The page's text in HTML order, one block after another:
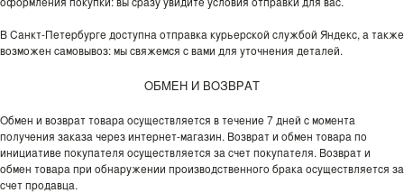
В Санкт-Петербурге доступна отправка курьерской службой Яндекс, а также
возможен самовывоз: мы свяжемся с вами для уточнения деталей.
ОБМЕН И ВОЗВРАТ
Обмен и возврат товара осуществляется в течение 7 дней с момента
получения заказа через интернет-магазин. Возврат и обмен товара по
инициативе покупателя осуществляется за счет покупателя. Возврат и
обмен товара при обнаружении производственного брака осуществляется за
счет продавца.